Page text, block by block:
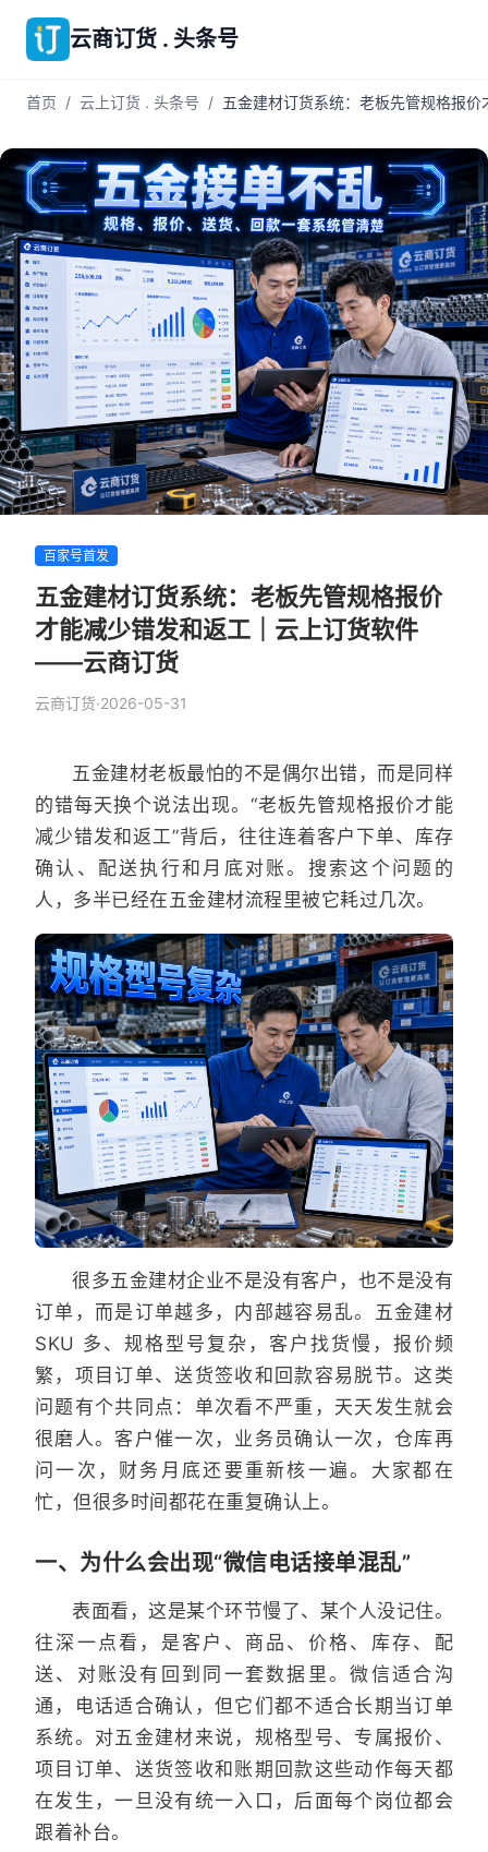
云商订货 . 头条号
首页 / 云上订货 . 头条号 / 五金建材订货系统：老板先管规格报
百家号首发
五金建材订货系统：老板先管规格报价
才能减少错发和返工｜云上订货软件
——云商订货
云商订货·2026-05-31
五金建材老板最怕的不是偶尔出错，而是同样
的错每天换个说法出现。“老板先管规格报价才能
减少错发和返工”背后，往往连着客户下单、库存
确认、配送执行和月底对账。搜索这个问题的
人，多半已经在五金建材流程里被它耗过几次。
很多五金建材企业不是没有客户，也不是没有
订单，而是订单越多，内部越容易乱。五金建材
SKU 多、规格型号复杂，客户找货慢，报价频
繁，项目订单、送货签收和回款容易脱节。这类
问题有个共同点：单次看不严重，天天发生就会
很磨人。客户催一次，业务员确认一次，仓库再
问一次，财务月底还要重新核一遍。大家都在
忙，但很多时间都花在重复确认上。
一、为什么会出现“微信电话接单混乱”
表面看，这是某个环节慢了、某个人没记住。
往深一点看，是客户、商品、价格、库存、配
送、对账没有回到同一套数据里。微信适合沟
通，电话适合确认，但它们都不适合长期当订单
系统。对五金建材来说，规格型号、专属报价、
项目订单、送货签收和账期回款这些动作每天都
在发生，一旦没有统一入口，后面每个岗位都会
跟着补台。